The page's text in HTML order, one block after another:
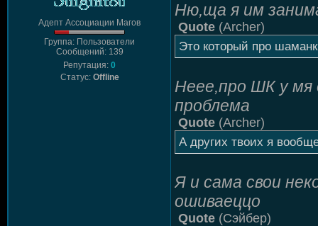
Адепт Ассоциации Магов
Группа: Пользователи
Сообщений: 139
Репутация: 0
Статус: Offline
Ню,ща я им
Quote (Archer)
Это который про
Неее,про ШК у мя
проблема
Quote (Archer)
А других твоих я
Я и сама свои
ошиваеццо
Quote (Сэйбер)